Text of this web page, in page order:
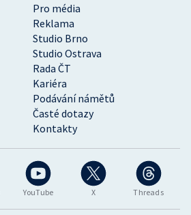
YouTube X Threads
Pro média
Reklama
Studio Brno
Studio Ostrava
Rada ČT
Kariéra
Podávání námětů
Časté dotazy
Kontakty